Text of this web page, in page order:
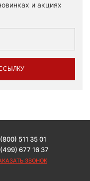
и акциях
511 35 01
677 16 37
ЗВОНОК